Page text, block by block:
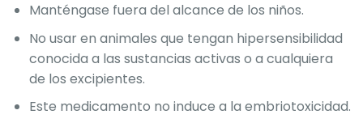
Manténgase fuera del alcance de los niños.
No usar en animales que tengan hipersensibilidad
conocida a las sustancias activas o a cualquiera
de los excipientes.
Este medicamento no induce a la embriotoxicidad.